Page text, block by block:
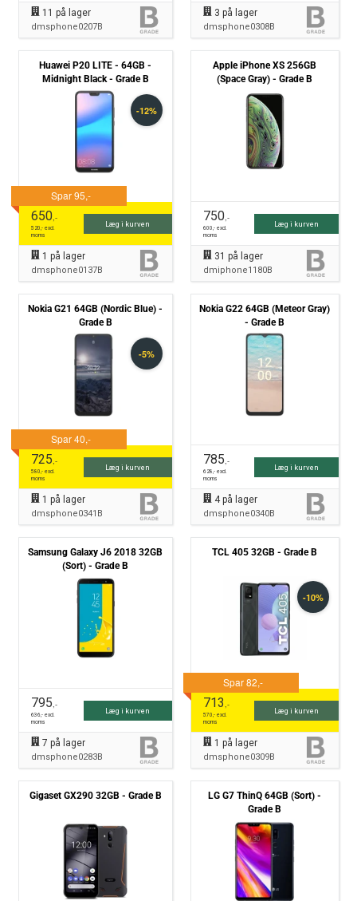
11 på lager
dmsphone0207B
3 på lager
dmsphone0308B
Huawei P20 LITE - 64GB -
Midnight Black - Grade B
650,-
520,- excl.
moms
Læg i kurven
1 på lager
dmsphone0137B
Apple iPhone XS 256GB
(Space Gray) - Grade B
750,-
600,- excl.
moms
Læg i kurven
31 på lager
dmiphone1180B
Nokia G21 64GB (Nordic Blue) -
Grade B
725,-
580,- excl.
moms
Læg i kurven
1 på lager
dmsphone0341B
Nokia G22 64GB (Meteor Gray)
- Grade B
785,-
628,- excl.
moms
Læg i kurven
4på lager
dmsphone0340B
Samsung Galaxy J6 2018 32GB
(Sort) - Grade B
795,-
636,- excl.
moms
Læg i kurven
7 på lager
dmsphone0283B
TCL 405 32GB - Grade B
713,-
570,- excl.
moms
Læg i kurven
1 på lager
dmsphone0309B
Gigaset GX290 32GB - Grade B
LG G7 ThinQ 64GB (Sort) -
Grade B